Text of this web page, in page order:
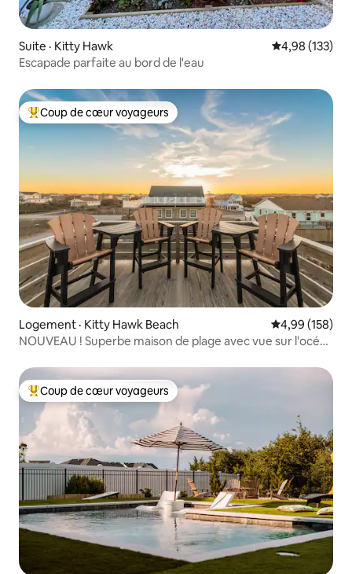
Suite · Kitty Hawk Note
4,98 (133)
Escapade parfaite au bord de l'eau
Coup de cœur voyageurs parmi les plus aimés
Coup de cœur voyageurs
Logement · Kitty Hawk Beach Note
4,99 (158)
NOUVEAU ! Superbe maison de plage avec vue sur l'océan
Coup de cœur voyageurs parmi les plus aimés
Coup de cœur voyageurs